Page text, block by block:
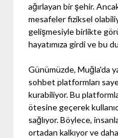
ağırlayan bir şehir.
mesafeler fiziksel
gelişmesiyle birlikte
hayatımıza girdi ve bu
Günümüzde, Muğla'da
sohbet platformları
kurabiliyor. Bu
ötesine geçerek
sağlıyor. Böylece,
ortadan kalkıyor ve